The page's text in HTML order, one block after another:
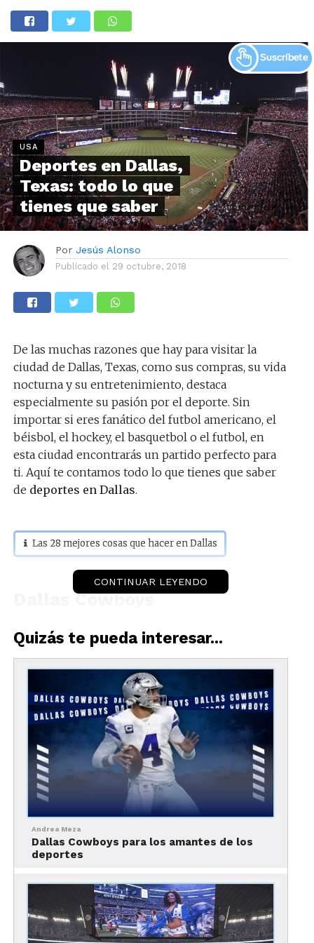
USA
Deportes en Dallas,
Texas: todo lo que
tienes que saber
Por Jesús Alonso
Publicado el 29 octubre, 2018
De las muchas razones que hay para visitar la
ciudad de Dallas, Texas, como sus compras, su vida
nocturna y su entretenimiento, destaca
especialmente su pasión por el deporte. Sin
importar si eres fanático del futbol americano, el
béisbol, el hockey, el basquetbol o el futbol, en
esta ciudad encontrarás un partido perfecto para
ti. Aquí te contamos todo lo que tienes que saber
de deportes en Dallas.
Las 28 mejores cosas que hacer en Dallas
Dallas Cowboys
Foto: James D. Smith
Dallas Cowboys, o Vaqueros de Dallas,
uno de los equipos de futbol americano más
queridos de la ciudad y de todo Estados Unidos.
CONTINUAR LEYENDO
Quizás te pueda interesar...
Andrea Meza
Dallas Cowboys para los amantes de los
deportes